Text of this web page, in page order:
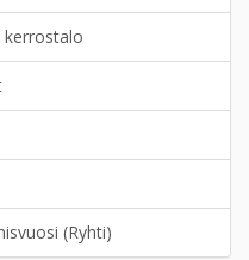
kerrostalo
(Ryhti)